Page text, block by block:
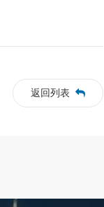
返回列表